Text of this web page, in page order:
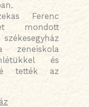
Ferenc
mondott
zeneiskola
és
tették az